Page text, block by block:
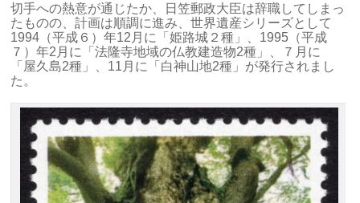
切手への熱意が通じたか、日笠郵政大臣は辞職してしまっ
たものの、計画は順調に進み、世界遺産シリーズとして
1994（平成６）年12月に「姫路城２種」、1995（平成
７）年2月に「法隆寺地域の仏教建造物2種」、７月に
「屋久島2種」、11月に「白神山地2種」が発行されまし
た。